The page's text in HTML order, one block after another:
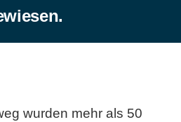
wurden mehr als 50